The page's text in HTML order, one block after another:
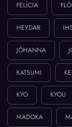
FELÍCIA
HEYDAR
JÓHANNA
KATSUMI KEI
KYO KYOU
MADOKA